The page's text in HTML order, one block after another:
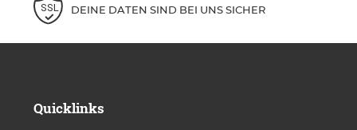
DEINE DATEN SIND BEI UNS SICHER
Quicklinks